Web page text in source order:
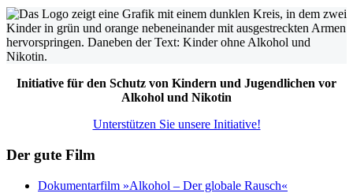
Initiative für den Schutz von Kindern und Jugendlichen vor
Alkohol und Nikotin
Unterstützen Sie unsere Initiative!
Der gute Film
Dokumentarfilm »Alkohol – Der globale Rausch«